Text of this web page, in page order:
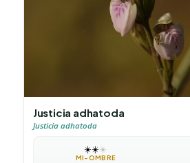
Justicia adhatoda
Justicia adhatoda
☀️☀️☀️
MI-OMBRE